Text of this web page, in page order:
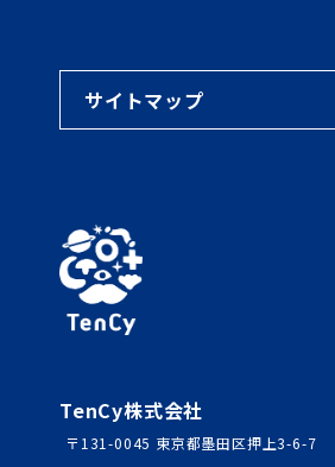
サイトマップ
TenCy株式会社
〒131-0045 東京都墨田区押上3-6-7